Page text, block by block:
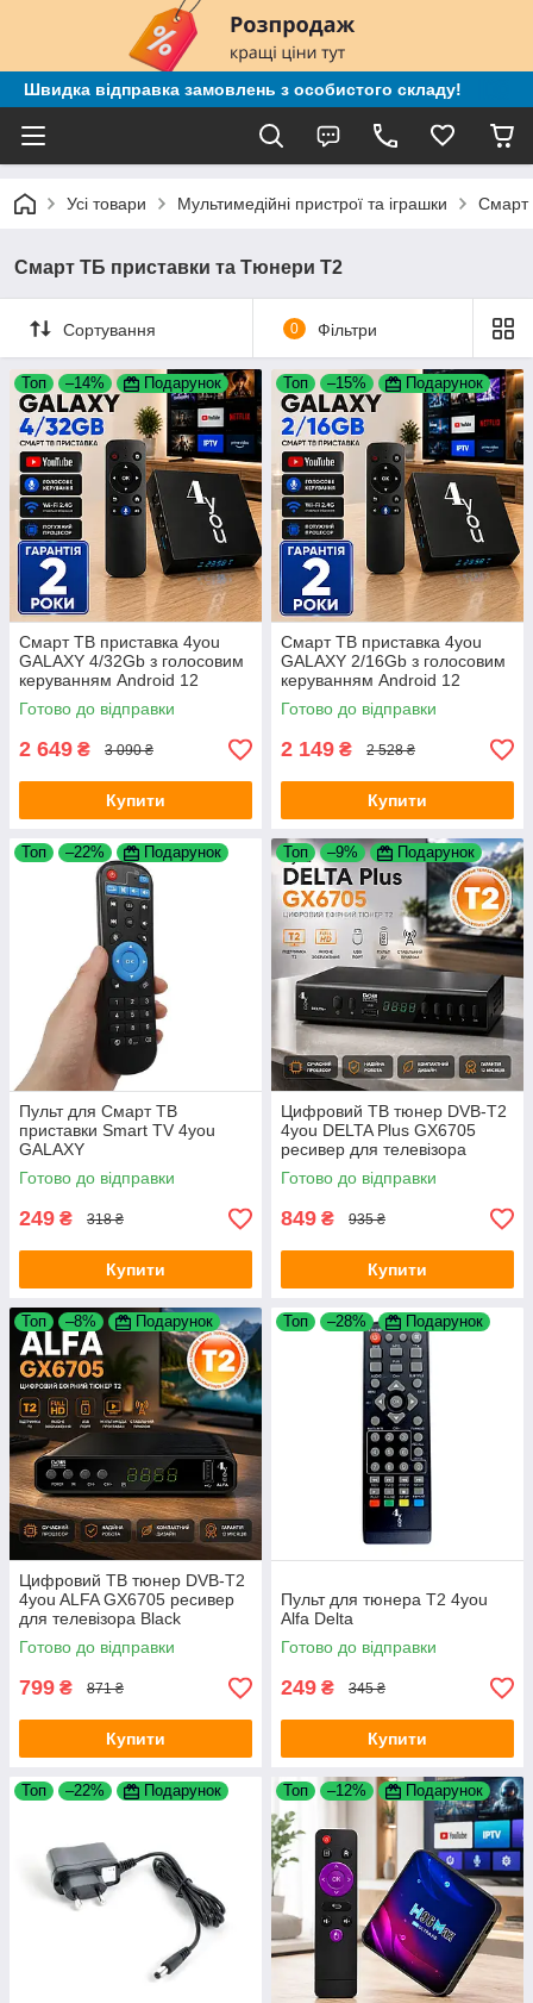
Швидка відправка замовлень з особистого складу!
Усі товари Мультимедійні пристрої та іграшки Смарт
Смарт ТБ приставки та Тюнери Т2
Сортування 0 Фільтри
Топ –14% Подарунок
Смарт ТВ приставка 4you
GALAXY 4/32Gb з голосовим
керуванням Android 12
Allwinner WiFi IPTV 6K Smart
TV Box для телевізора
Готово до відправки
2 649 ₴ 3 090 ₴
Купити
Топ –15% Подарунок
Смарт ТВ приставка 4you
GALAXY 2/16Gb з голосовим
керуванням Android 12
Allwinner WiFi IPTV 6K Smart
TV Box для телевізора
Готово до відправки
2 149 ₴ 2 528 ₴
Купити
Топ –22% Подарунок
Пульт для Смарт ТВ
приставки Smart TV 4you
GALAXY
Готово до відправки
249 ₴ 318 ₴
Купити
Топ –9% Подарунок
Цифровий ТВ тюнер DVB-T2
4you DELTA Plus GX6705
ресивер для телевізора
металевий корпус Black
Готово до відправки
849 ₴ 935 ₴
Купити
Топ –8% Подарунок
Цифровий ТВ тюнер DVB-T2
4you ALFA GX6705 ресивер
для телевізора Black
Готово до відправки
799 ₴ 871 ₴
Купити
Топ –28% Подарунок
Пульт для тюнера T2 4you
Alfa Delta
Готово до відправки
249 ₴ 345 ₴
Купити
Топ –22% Подарунок Топ –12% Подарунок